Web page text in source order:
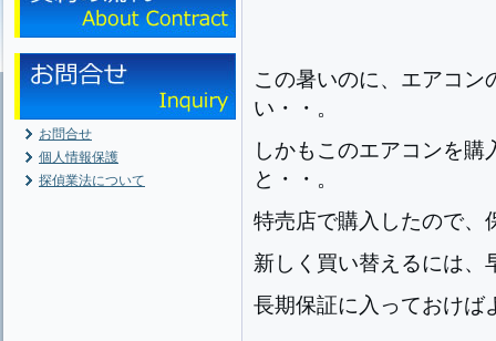
お問合せ
個人情報保護
探偵業法について
この暑いのに、エアコン
い・・。
しかもこのエアコンを
と・・。
特売店で購入したので、
新しく買い替えるには、
長期保証に入っておけば